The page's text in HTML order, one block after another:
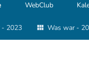
WebClub
- 2023 Was war -